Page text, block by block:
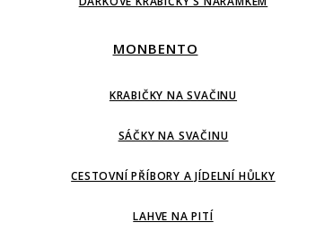
MONBENTO
KRABIČKY NA SVAČINU
SÁČKY NA SVAČINU
CESTOVNÍ PŘÍBORY A JÍDELNÍ HŮLKY
LAHVE NA PITÍ